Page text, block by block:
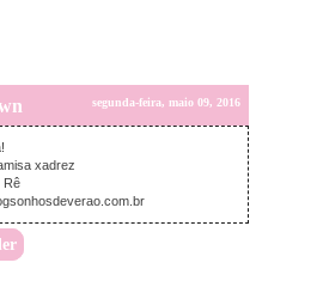
segunda-feira, maio 09, 2016
xadrez
Rê